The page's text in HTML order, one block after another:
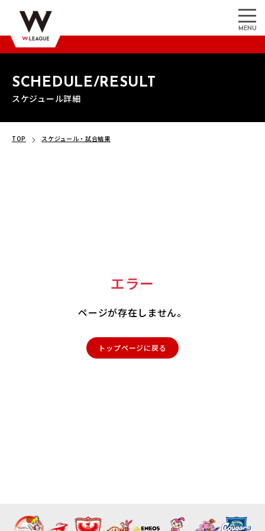
MENU
SCHEDULE/RESULT
スケジュール詳細
TOP スケジュール・試合結果
エラー
ページが存在しません。
トップページに戻る